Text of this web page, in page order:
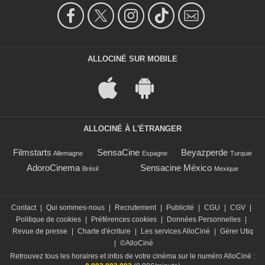
ALLOCINÉ SUR MOBILE
ALLOCINÉ À L'ÉTRANGER
Filmstarts Allemagne SensaCine Espagne Beyazperde Turquie
AdoroCinema Brésil Sensacine México Mexique
Contact Qui sommes-nous Recrutement Publicité CGU CGV
Politique de cookies
Préférences cookies Données Personnelles
Revue de presse
Charte d'écriture Les services AlloCiné
Gérer Utiq
©AlloCiné
Retrouvez tous les horaires et infos de votre cinéma sur le numéro AlloCiné :